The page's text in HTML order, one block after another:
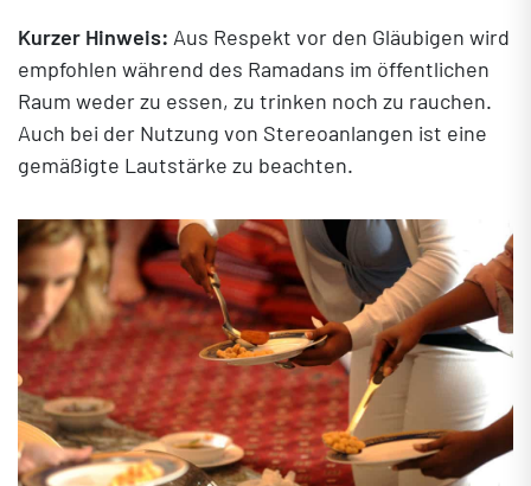
Kurzer Hinweis: Aus Respekt vor den Gläubigen wird
empfohlen während des Ramadans im öffentlichen
Raum weder zu essen, zu trinken noch zu rauchen.
Auch bei der Nutzung von Stereoanlangen ist eine
gemäßigte Lautstärke zu beachten.